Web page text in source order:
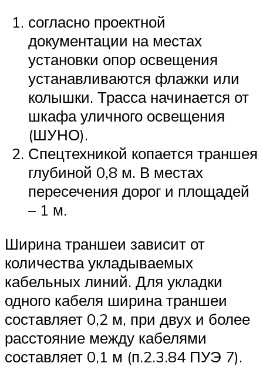
согласно проектной
документации на местах
установки опор освещения
устанавливаются флажки или
колышки. Трасса начинается от
шкафа уличного освещения
(ШУНО).
Спецтехникой копается траншея
глубиной 0,8 м. В местах
пересечения дорог и площадей
– 1 м.
Ширина траншеи зависит от
количества укладываемых
кабельных линий. Для укладки
одного кабеля ширина траншеи
составляет 0,2 м, при двух и более
расстояние между кабелями
составляет 0,1 м (п.2.3.84 ПУЭ 7).